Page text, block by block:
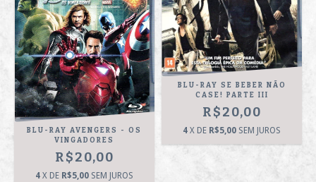
BLU-RAY AVENGERS - OS
VINGADORES
R$20,00
4 X DE R$5,00 SEM JUROS
BLU-RAY SE BEBER NÃO
CASE! PARTE III
R$20,00
4 X DE R$5,00 SEM JUROS